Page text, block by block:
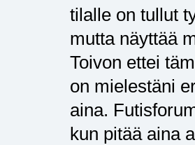
tilalle on tullut
mutta näyttää
Toivon ettei
on mielestäni
aina.
kun pitää aina